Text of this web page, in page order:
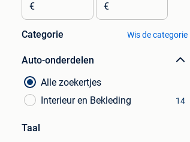
€ €
Categorie Wis de categorie
Auto-onderdelen
Alle zoekertjes
Interieur en Bekleding
14
Taal